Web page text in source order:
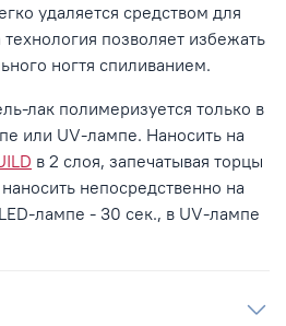
удаляется средством для
технология позволяет избежать
ногтя спиливанием.
лак полимеризуется только в
или UV-лампе. Наносить на
в 2 слоя, запечатывая торцы
непосредственно на
лампе - 30 сек., в UV-лампе